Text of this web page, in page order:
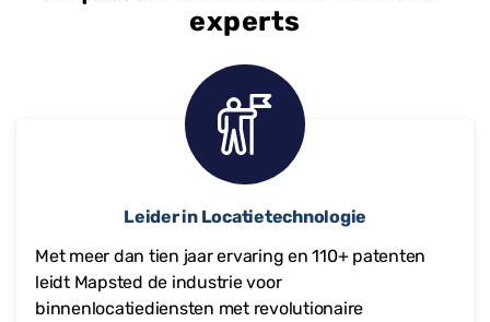
experts
Leider in Locatietechnologie
Met meer dan tien jaar ervaring en110+patenten
leidt Mapsted de industrie voor
binnenlocatiediensten met revolutionaire